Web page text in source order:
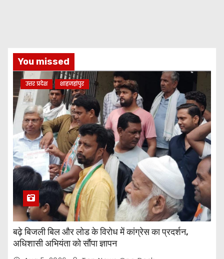
You missed
उत्तर प्रदेश शाहजहांपुर
बढ़े बिजली बिल और लोड के विरोध में कांग्रेस का प्रदर्शन,
अधिशासी अभियंता को सौंपा ज्ञापन